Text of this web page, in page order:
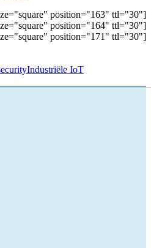
position="163" ttl="30"]
position="164" ttl="30"]
position="171" ttl="30"]
Industriële IoT